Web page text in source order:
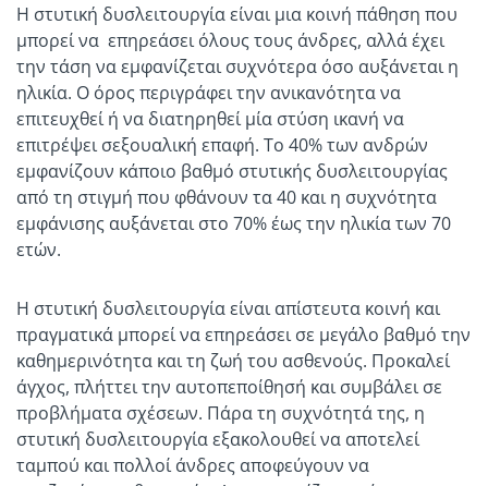
Η στυτική δυσλειτουργία είναι μια κοινή πάθηση που
μπορεί να επηρεάσει όλους τους άνδρες, αλλά έχει
την τάση να εμφανίζεται συχνότερα όσο αυξάνεται η
ηλικία. Ο όρος περιγράφει την ανικανότητα να
επιτευχθεί ή να διατηρηθεί μία στύση ικανή να
επιτρέψει σεξουαλική επαφή. Το 40% των ανδρών
εμφανίζουν κάποιο βαθμό στυτικής δυσλειτουργίας
από τη στιγμή που φθάνουν τα 40 και η συχνότητα
εμφάνισης αυξάνεται στο 70% έως την ηλικία των 70
ετών.
Η στυτική δυσλειτουργία είναι απίστευτα κοινή και
πραγματικά μπορεί να επηρεάσει σε μεγάλο βαθμό την
καθημερινότητα και τη ζωή του ασθενούς. Προκαλεί
άγχος, πλήττει την αυτοπεποίθησή και συμβάλει σε
προβλήματα σχέσεων. Πάρα τη συχνότητά της, η
στυτική δυσλειτουργία εξακολουθεί να αποτελεί
ταμπού και πολλοί άνδρες αποφεύγουν να